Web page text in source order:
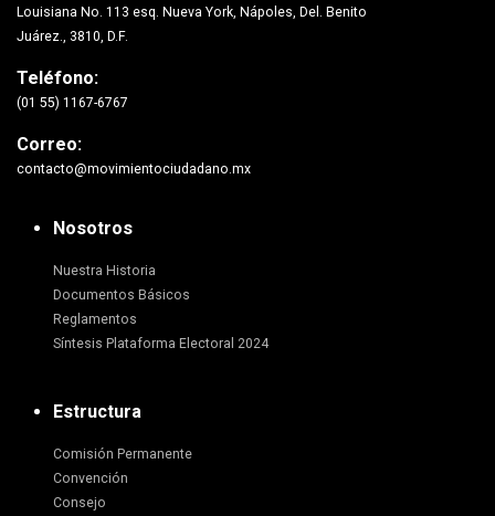
Louisiana No. 113 esq. Nueva York, Nápoles, Del. Benito
Juárez., 3810, D.F.
Teléfono:
(01 55) 1167-6767
Correo:
contacto@movimientociudadano.mx
Nosotros
Nuestra Historia
Documentos Básicos
Reglamentos
Síntesis Plataforma Electoral 2024
Estructura
Comisión Permanente
Convención
Consejo